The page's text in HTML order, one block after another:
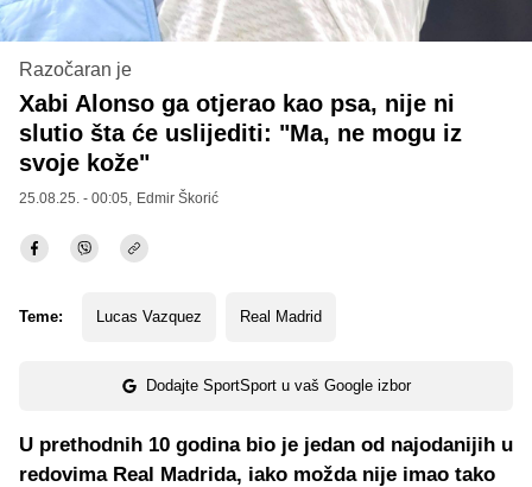
Razočaran je
Xabi Alonso ga otjerao kao psa, nije ni
slutio šta će uslijediti: "Ma, ne mogu iz
svoje kože"
25.08.25. - 00:05, Edmir Škorić
Teme: Lucas Vazquez Real Madrid
Dodajte SportSport u vaš Google izbor
U prethodnih 10 godina bio je jedan od najodanijih u
redovima Real Madrida, iako možda nije imao tako